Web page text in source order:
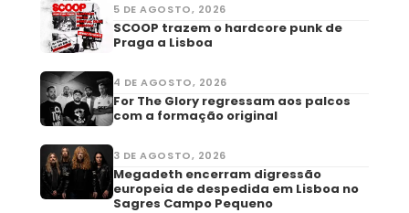
5 DE AGOSTO, 2026
SCOOP trazem o hardcore punk de
Praga a Lisboa
4 DE AGOSTO, 2026
For The Glory regressam aos palcos
com a formação original
3 DE AGOSTO, 2026
Megadeth encerram digressão
europeia de despedida em Lisboa no
Sagres Campo Pequeno